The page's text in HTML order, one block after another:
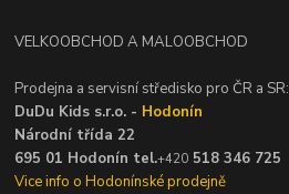
VELKOOBCHOD A MALOOBCHOD
Prodejna a servisní středisko pro ČR a SR:
DuDu Kids s.r.o. - Hodonín
Národní třída 22
695 01 Hodonín tel.+420 518 346 725
Vice info o Hodonínské prodejně